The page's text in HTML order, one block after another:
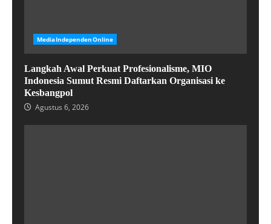
MediaIndependenOnline
Langkah Awal Perkuat Profesionalisme, MIO
Indonesia Sumut Resmi Daftarkan Organisasi ke
Kesbangpol
Agustus 6, 2026